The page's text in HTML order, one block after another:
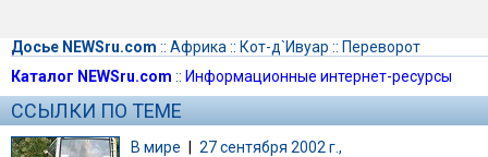
Досье NEWSru.com :: Африка :: Кот-д`Ивуар :: Переворот
Каталог NEWSru.com :: Информационные интернет-ресурсы
ССЫЛКИ ПО ТЕМЕ
В мире | 27 сентября 2002 г.,